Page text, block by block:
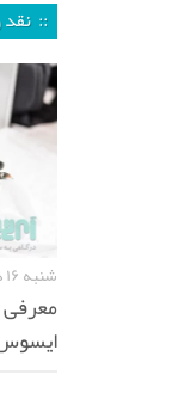
::
شنبه ۱۶ دی ۰۲